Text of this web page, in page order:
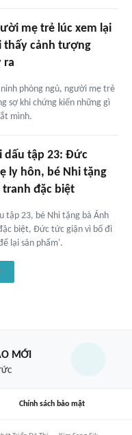
mẹ trẻ lúc xem lại
thấy cảnh tượng
ra
phòng ngủ, người mẹ trẻ
sợ khi chứng kiến những gì
mình.
dấu tập 23: Đức
ly hôn, bé Nhi tặng
đặc biệt
tập 23, bé Nhi tặng bà Ánh
biệt, Đức tức giận vì bố đi
lại sản phẩm'.
MỚI
Chính sách bảo mật